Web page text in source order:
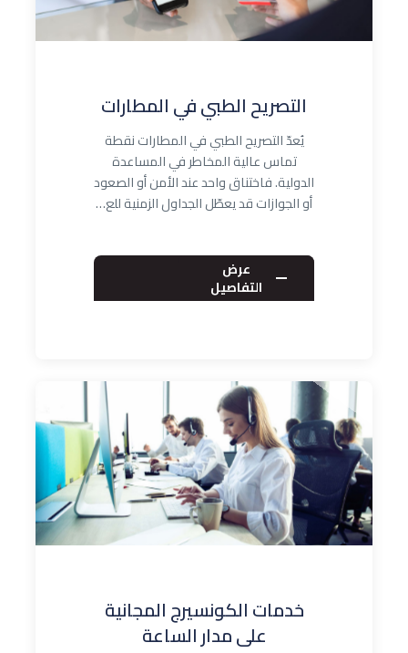
التصريح الطبي في المطارات
يُعدّ التصريح الطبي في المطارات نقطة
تماس عالية المخاطر في المساعدة
الدولية. فاختناق واحد عند الأمن أو الصعود
أو الجوازات قد يعطّل الجداول الزمنية للع…
عرض
التفاصيل
خدمات الكونسيرج المجانية
على مدار الساعة